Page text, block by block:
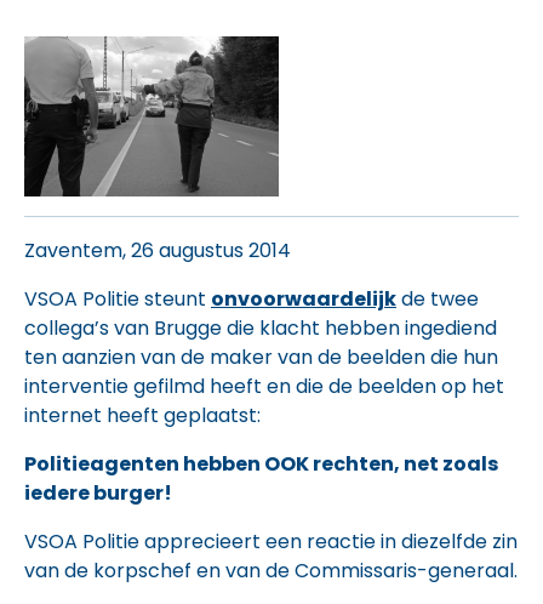
Zaventem, 26 augustus 2014
VSOA Politie steunt onvoorwaardelijkde twee
collega’s van Brugge die klacht hebben ingediend
ten aanzien van de maker van de beelden die hun
interventie gefilmd heeft en die de beelden op het
internet heeft geplaatst:
Politieagenten hebben OOK rechten, net zoals
iedere burger!
VSOA Politie apprecieert een reactie in diezelfde zin
van de korpschef en van de Commissaris-generaal.